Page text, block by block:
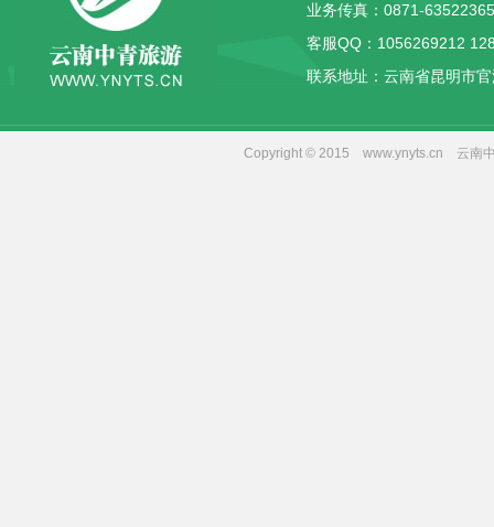
业务传真：0871-
客服QQ： 1056269212
联系地址：云南省昆明市
Copyright © 2015 www.ynyts.cn 云南